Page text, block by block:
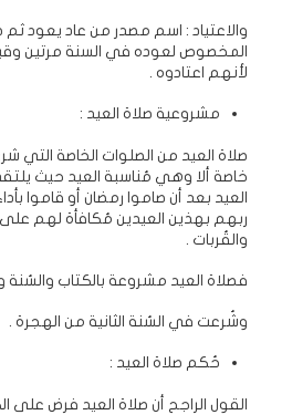
والاعتياد : اسم مصدر من عاد يعود ثم
المخصوص لعوده في السنة مرتين
لأنهم اعتادوه .
مشروعية صلاة العيد :
صلاة العيد من الصلوات الخاصة التي
خاصة ألا وهي مُناسبة العيد حيث
العيد بعد أن صاموا رمضان أو قاموا
ربهم بهذين العيدين مُكافأة لهم على
والقُربات .
فصلاة العيد مشروعة بالكتاب والسُنة
وشُرعت في السُنة الثانية من الهجرة .
حُكم صلاة العيد :
القول الراجح أن صلاة العيد فرض على